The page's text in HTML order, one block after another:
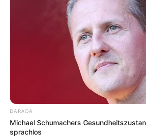
DARADA
Michael Schumachers
sprachlos